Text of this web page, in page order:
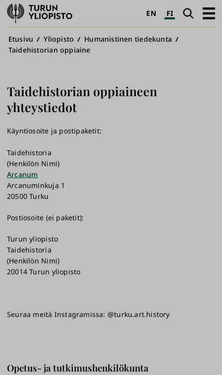
Turun
yliopisto
EN FI Haku
Avaa
Murupolku
Etusivu Yliopisto
Humanistinen tiedekunta
Taidehistorian oppiaine
Taidehistorian oppiaineen
yhteystiedot
Käyntiosoite ja postipaketit:
Taidehistoria
(Henkilön Nimi)
Arcanum
Arcanuminkuja 1
20500 Turku
Postiosoite (ei paketit):
Turun yliopisto
Taidehistoria
(Henkilön Nimi)
20014 Turun yliopisto
Seuraa meitä Instagramissa: @turku.art.history
Opetus- ja tutkimushenkilökunta